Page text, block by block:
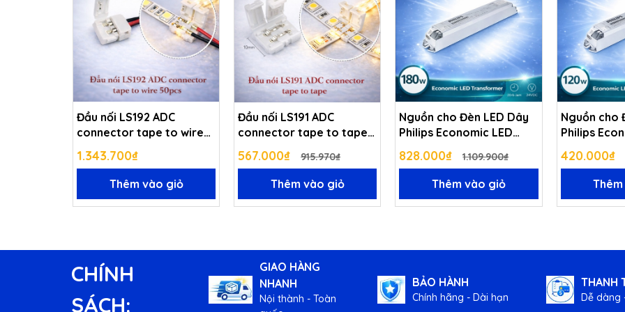
Thiết kế mềm dẻo, dễ lắp đặt
Tuổi thọ cao, hoạt động bền bỉ
🏠 Ứng dụng
Hắt trần, hắt khe, hắt tủ
Trang trí phòng khách, phòng ngủ
Shop thời trang, showroom
Trang trí biển hiệu, chữ nổi
Đầu nối LS192 ADC
connector tape to wire
1.343.700₫
Thêm vào giỏ
Đầu nối LS191 ADC
connector tape to tape
567.000₫ 915.970₫
Thêm vào giỏ
Nguồn cho Đèn LED Dây
Philips Economic LED
24VDC
828.000₫ 1.109.900₫
Thêm vào giỏ
Nguồn cho
Philips
24VDC
420.000₫
CHÍNH
SÁCH:
GIAO HÀNG
NHANH
Nội thành - Toàn
BẢO HÀNH
Chính hãng - Dài hạn
THANH
Dễ dàng